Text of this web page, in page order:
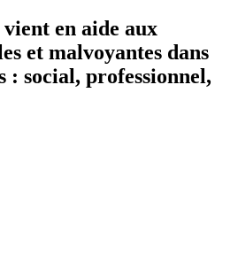
en aide aux
et malvoyantes dans
: social, professionnel,